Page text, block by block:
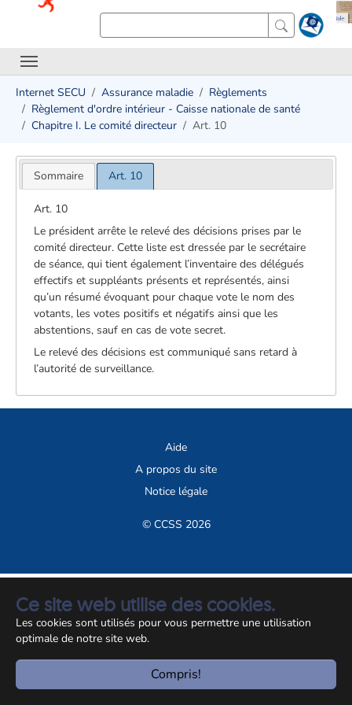
Ce site web utilise des cookies.
Les cookies sont utilisés pour vous permettre une utilisation
optimale de notre site web.
Compris!
Internet SECU Assurance maladie
Règlements
Règlement d'ordre intérieur - Caisse nationale de santé
Chapitre I. Le comité directeur
Art. 10
Sommaire Art. 10
Art. 10
Le président arrête le relevé des décisions prises par le
comité directeur. Cette liste est dressée par le secrétaire
de séance, qui tient également l’inventaire des délégués
effectifs et suppléants présents et représentés, ainsi
qu’un résumé évoquant pour chaque vote le nom des
votants, les votes positifs et négatifs ainsi que les
abstentions, sauf en cas de vote secret.
Le relevé des décisions est communiqué sans retard à
l’autorité de surveillance.
Aide
A propos du site
Notice légale
© CCSS 2026